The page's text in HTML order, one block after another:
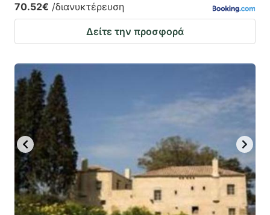
70.52€ /διανυκτέρευση
Δείτε την προσφορά